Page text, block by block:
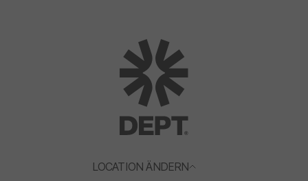
LOCATION ÄNDERN